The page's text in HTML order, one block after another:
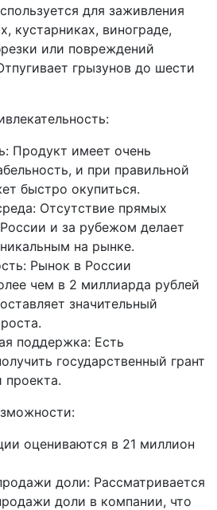
для заживления
кустарниках, винограде,
или повреждений
грызунов до шести
Продукт имеет очень
и при правильной
быстро окупиться.
Отсутствие прямых
и за рубежом делает
на рынке.
Рынок в России
чем в 2 миллиарда рублей
значительный
поддержка: Есть
государственный грант
оцениваются в 21 миллион
доли: Рассматривается
доли в компании, что